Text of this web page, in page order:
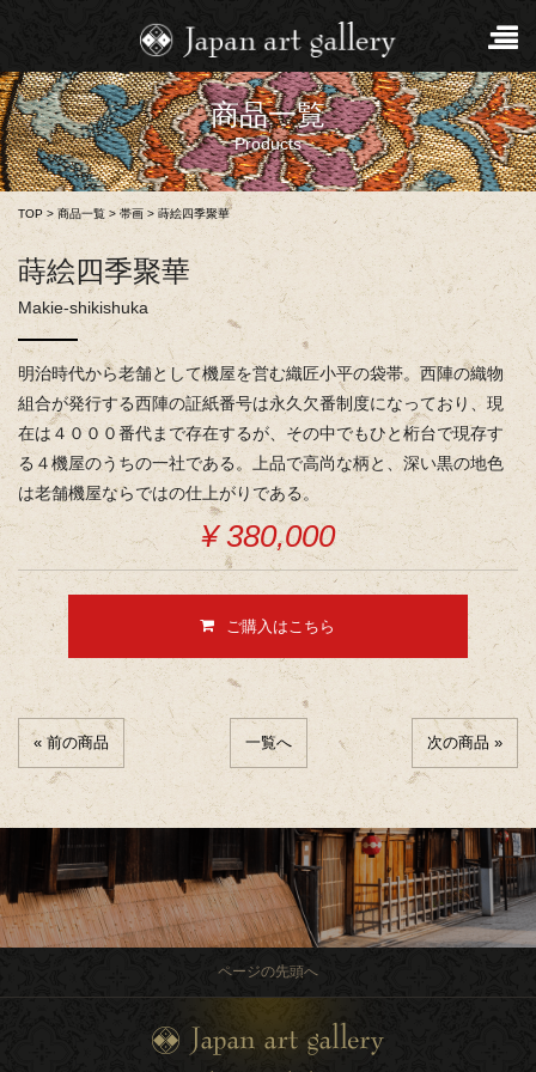
商品一覧
Products
TOP > 商品一覧 >帯画 > 蒔絵四季聚華
蒔絵四季聚華
Makie-shikishuka
明治時代から老舗として機屋を営む織匠小平の袋帯。西陣の織物
組合が発行する西陣の証紙番号は永久欠番制度になっており、現
在は４０００番代まで存在するが、その中でもひと桁台で現存す
る４機屋のうちの一社である。上品で高尚な柄と、深い黒の地色
は老舗機屋ならではの仕上がりである。
¥ 380,000
ご購入はこちら
« 前の商品 一覧へ 次の商品 »
ページの先頭へ